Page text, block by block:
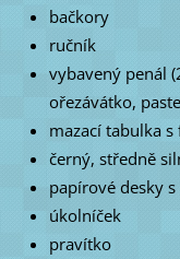
bačkory
ručník
vybavený penál
ořezávátko,
mazací tabulka s
černý, středně
papírové desky
úkolníček
pravítko